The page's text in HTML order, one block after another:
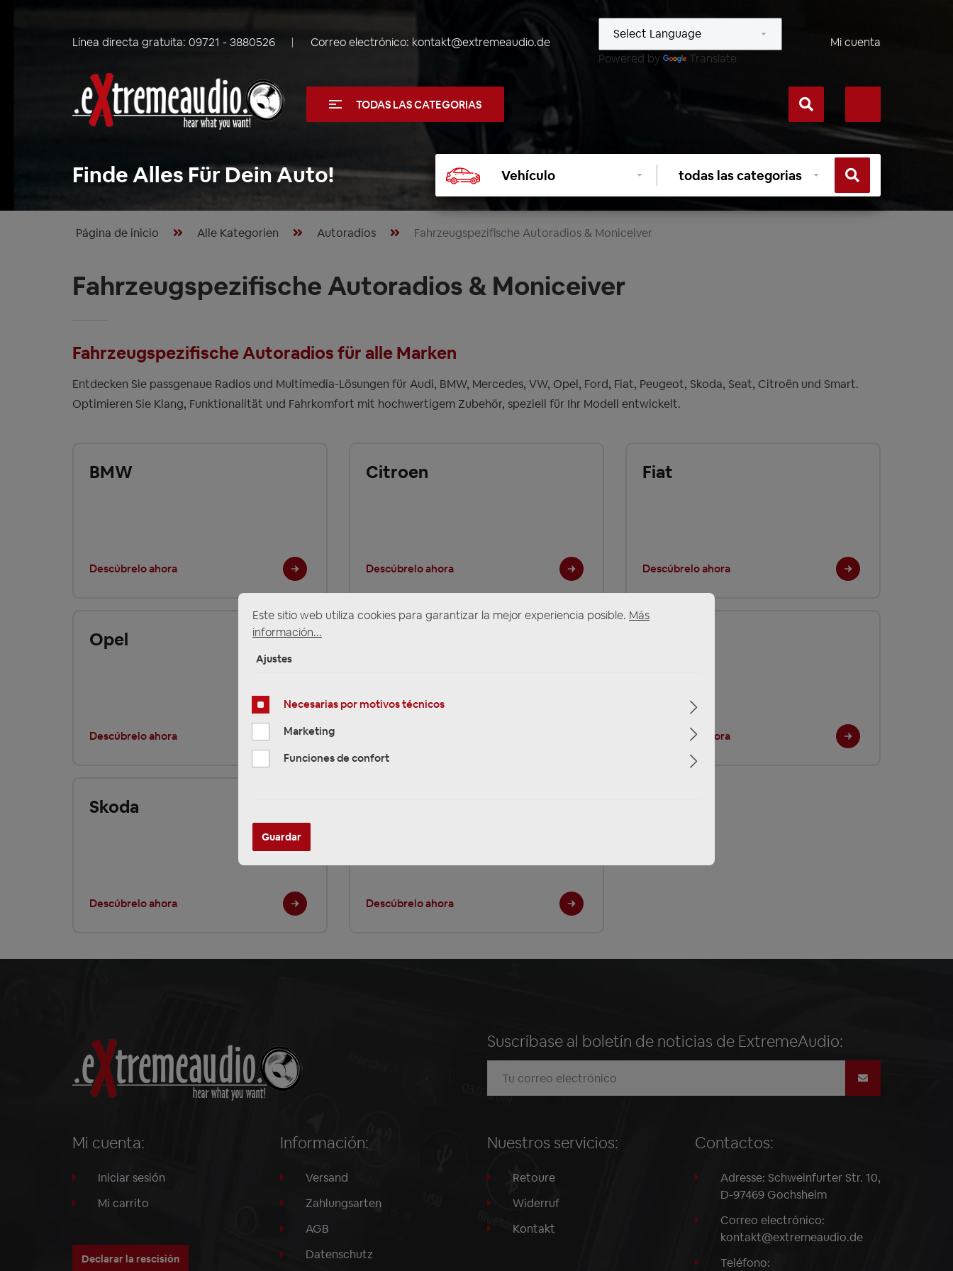
Línea directa gratuita: 09721 - 3880526 Correo electrónico: kontakt@extremeaudio.de
Powered by
Translate
Mi cuenta
TODAS LAS CATEGORIAS
Finde Alles Für Dein Auto!
vehículo
Seleccionar
categoría
Página de inicio Alle Kategorien Autoradios Fahrzeugspezifische Autoradios & Moniceiver
Fahrzeugspezifische Autoradios & Moniceiver
Fahrzeugspezifische Autoradios für alle Marken
Entdecken Sie passgenaue Radios und Multimedia-Lösungen für Audi, BMW, Mercedes, VW, Opel, Ford, Fiat, Peugeot, Skoda, Seat, Citroën und Smart.
Optimieren Sie Klang, Funktionalität und Fahrkomfort mit hochwertigem Zubehör, speziell für Ihr Modell entwickelt.
BMW
Descúbrelo ahora
Citroen
Descúbrelo ahora
Fiat
Descúbrelo ahora
Opel
Descúbrelo ahora Descúbrelo ahora
Skoda
Descúbrelo ahora Descúbrelo ahora
Suscríbase al boletín de noticias de ExtremeAudio:
Mi cuenta:
Iniciar sesión
Mi carrito
Declarar la rescisión
Información:
Versand
Zahlungsarten
AGB
Datenschutz
Nuestros servicios:
Retoure
Widerruf
Kontakt
Contactos:
Adresse: Schweinfurter Str. 10,
D-97469 Gochsheim
Correo electrónico:
kontakt@extremeaudio.de
Teléfono:
Este sitio web utiliza cookies para garantizar la mejor experiencia posible. Más
información...
Ajustes
Necesarias por motivos técnicos
Marketing
Funciones de confort
Guardar